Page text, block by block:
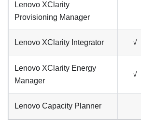
Lenovo XClarity
Provisioning Manager
Lenovo XClarity Integrator √
Lenovo XClarity Energy
Manager
√
Lenovo Capacity Planner